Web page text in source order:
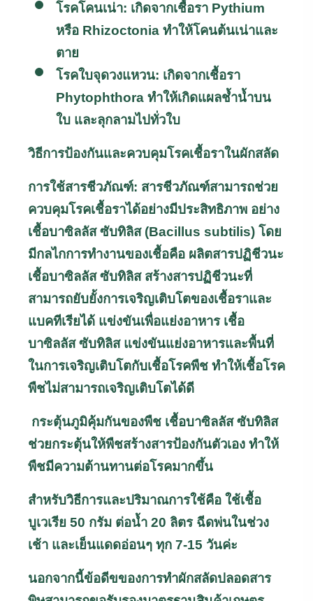
โรคโคนเน่า: เกิดจากเชื้อรา Pythium
หรือ Rhizoctonia ทำให้โคนต้นเน่าและ
ตาย
โรคใบจุดวงแหวน: เกิดจากเชื้อรา
Phytophthora ทำให้เกิดแผลช้ำน้ำบน
ใบ และลุกลามไปทั่วใบ
วิธีการป้องกันและควบคุมโรคเชื้อราในผักสลัด
การใช้สารชีวภัณฑ์: สารชีวภัณฑ์สามารถช่วย
ควบคุมโรคเชื้อราได้อย่างมีประสิทธิภาพ อย่าง
เชื้อบาซิลลัส ซับทิลิส (Bacillus subtilis) โดย
มีกลไกการทำงานของเชื้อคือ ผลิตสารปฏิชีวนะ
เชื้อบาซิลลัส ซับทิลิส สร้างสารปฏิชีวนะที่
สามารถยับยั้งการเจริญเติบโตของเชื้อราและ
แบคทีเรียได้ แข่งขันเพื่อแย่งอาหาร เชื้อ
บาซิลลัส ซับทิลิส แข่งขันแย่งอาหารและพื้นที่
ในการเจริญเติบโตกับเชื้อโรคพืช ทำให้เชื้อโรค
พืชไม่สามารถเจริญเติบโตได้ดี
กระตุ้นภูมิคุ้มกันของพืช เชื้อบาซิลลัส ซับทิลิส
ช่วยกระตุ้นให้พืชสร้างสารป้องกันตัวเอง ทำให้
พืชมีความต้านทานต่อโรคมากขึ้น
สำหรับวิธีการและปริมาณการใช้คือ ใช้เชื้อ
บูเวเรีย 50 กรัม ต่อน้ำ 20 ลิตร ฉีดพ่นในช่วง
เช้า และเย็นแดดอ่อนๆ ทุก 7-15 วันค่ะ
นอกจากนี้ข้อดีขของการทำผักสลัดปลอดสาร